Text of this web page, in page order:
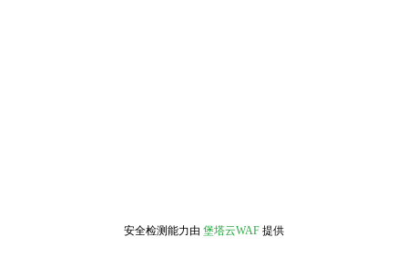
安全检测能力由 堡塔云WAF 提供